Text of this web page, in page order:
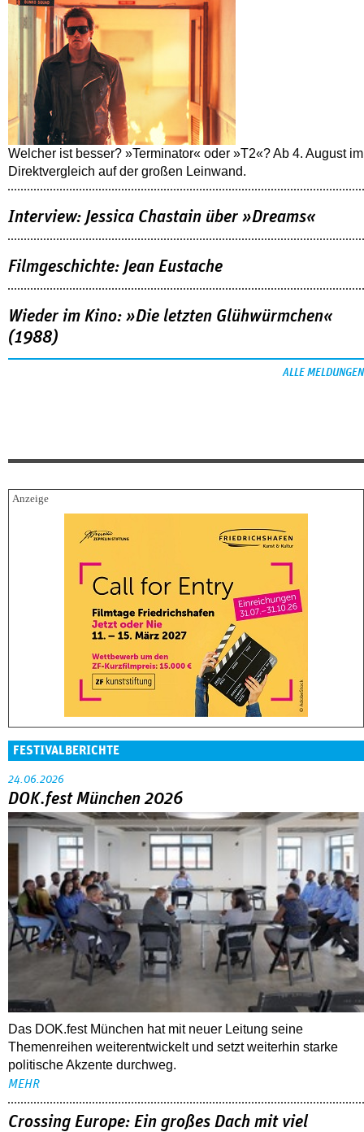
Welcher ist besser? »Terminator« oder »T2«? Ab 4. August im
Direktvergleich auf der großen Leinwand.
Interview: Jessica Chastain über »Dreams«
Filmgeschichte: Jean Eustache
Wieder im Kino: »Die letzten Glühwürmchen«
(1988)
ALLE MELDUNGEN
FESTIVALBERICHTE
24.06.2026
DOK.fest München 2026
Das DOK.fest München hat mit neuer Leitung seine
Themenreihen weiterentwickelt und setzt weiterhin starke
politische Akzente durchweg.
MEHR
Crossing Europe: Ein großes Dach mit viel